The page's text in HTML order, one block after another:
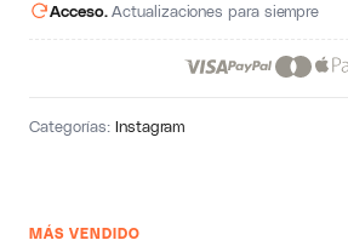
MÁS VENDIDO
Acceso.Actualizaciones para siempre
Categorías:Instagram